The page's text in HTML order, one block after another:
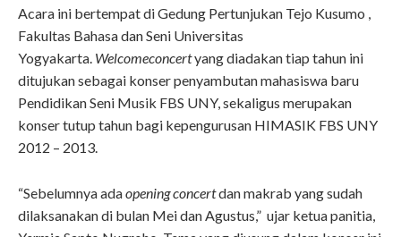
Acara ini bertempat di Gedung Pertunjukan Tejo Kusumo ,
Fakultas Bahasa dan Seni Universitas
Yogyakarta. Welcomeconcertyang diadakan tiap tahun ini
ditujukan sebagai konser penyambutan mahasiswa baru
Pendidikan Seni Musik FBS UNY, sekaligus merupakan
konser tutup tahun bagi kepengurusan HIMASIK FBS UNY
2012 – 2013.
“Sebelumnya adaopening concertdan makrab yang sudah
dilaksanakan di bulan Mei dan Agustus,” ujar ketua panitia,